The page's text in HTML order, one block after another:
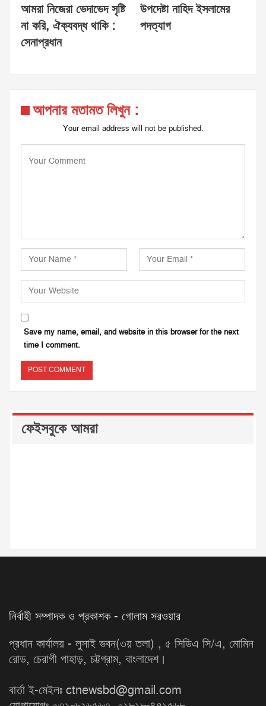
আমরা নিজেরা ভেদাভেদ সৃষ্টি
না করি, ঐক্যবদ্ধ থাকি :
সেনাপ্রধান
উপদেষ্টা নাহিদ ইসলামের
পদত্যাগ
আপনার মতামত লিখুন :
Your email address will not be published.
Save my name, email, and website in this browser for the next
time I comment.
ফেইসবুকে আমরা
নির্বাহী সম্পাদক ও প্রকাশক - গোলাম সরওয়ার
প্রধান কার্যালয় - লুসাই ভবন(৩য় তলা) , ৫ সিডিএ সি/এ, মোমিন
রোড, চেরাগী পাহাড়, চট্টগ্রাম, বাংলাদেশ।
বার্তা ই-মেইলঃ ctnewsbd@gmail.com